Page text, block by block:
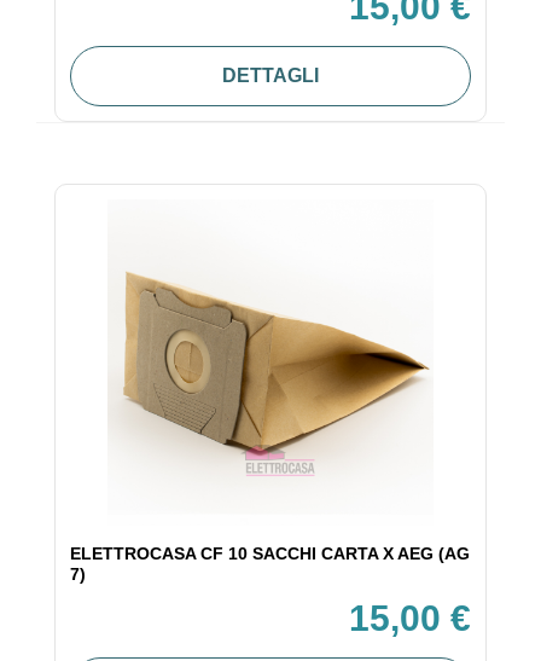
DETTAGLI
ELETTROCASA CF 10 SACCHI CARTA X AEG (AG
7)
15,00 €